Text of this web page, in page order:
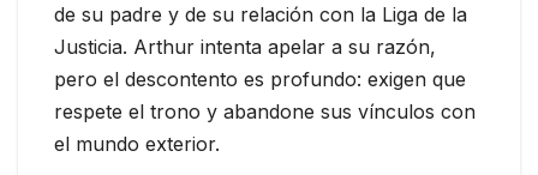
de su padre y de su relación con la Liga de la
Justicia. Arthur intenta apelar a su razón,
pero el descontento es profundo: exigen que
respete el trono y abandone sus vínculos con
el mundo exterior.